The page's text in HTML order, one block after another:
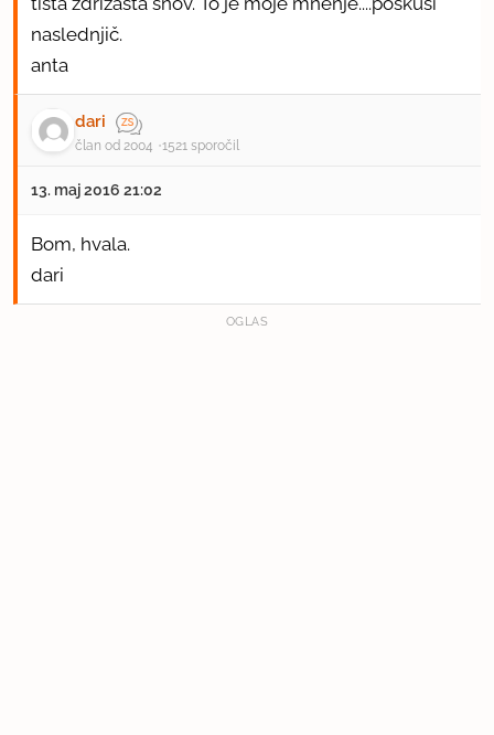
naslednjič.
anta
dari
član od 2004 1521 sporočil
13. maj 2016 21:02
Bom, hvala.
dari
OGLAS